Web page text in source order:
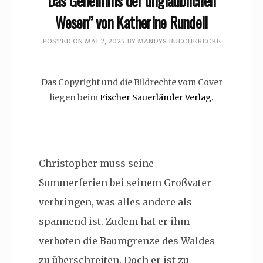
Wesen” von Katherine Rundell
POSTED ON MAI 2, 2025 BY MANDYS BUECHERECKE
Das Copyright und die Bildrechte vom Cover
liegen beimFischer Sauerländer Verlag.
Christopher muss seine
Sommerferien bei seinem Großvater
verbringen, was alles andere als
spannend ist. Zudem hat er ihm
verboten die Baumgrenze des Waldes
zu überschreiten. Doch er ist zu